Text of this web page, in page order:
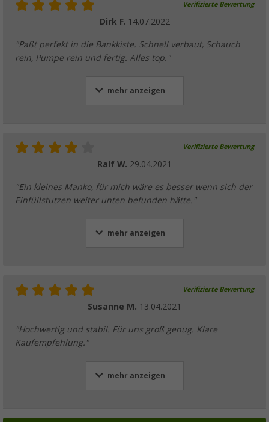
Verifizierte Bewertung
Dirk F. 14.07.2022
"Paßt perfekt in die Bankkiste. Schnell verbaut, Schauch
rein, Pumpe rein und fertig. Alles top."
mehr anzeigen
Verifizierte Bewertung
Ralf W. 29.04.2021
"Ein kleines Manko, für mich wäre es besser wenn sich der
Einfüllstutzen weiter unten befunden hätte."
mehr anzeigen
Verifizierte Bewertung
Susanne M. 13.04.2021
"Hochwertig und stabil. Für uns groß genug. Klare
Kaufempfehlung."
mehr anzeigen